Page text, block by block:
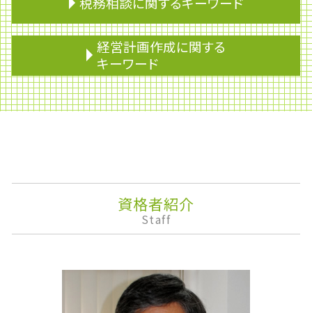
贈与税 申告
税理士 節税
贈与税 住宅
遺産分割協議書
生前贈与
生命保険 相続税
生前贈与 税金
準確定申告 しなくていい人
相続税 基礎控除
生前贈与 税率
マンション 相続税
住宅取得資金 贈与 特例
節税対策 法人
資金調達
事業専従者
企業再生
物的納税責任
法人税 中間納付
法人税 申告期限
無申告加算税
みなし相続財産
税務調査 個人 通帳
経営計画作成に関する
キーワード
株主配分
株式移転
株主優待
課徴金
決算報告書
資格者紹介
Staff